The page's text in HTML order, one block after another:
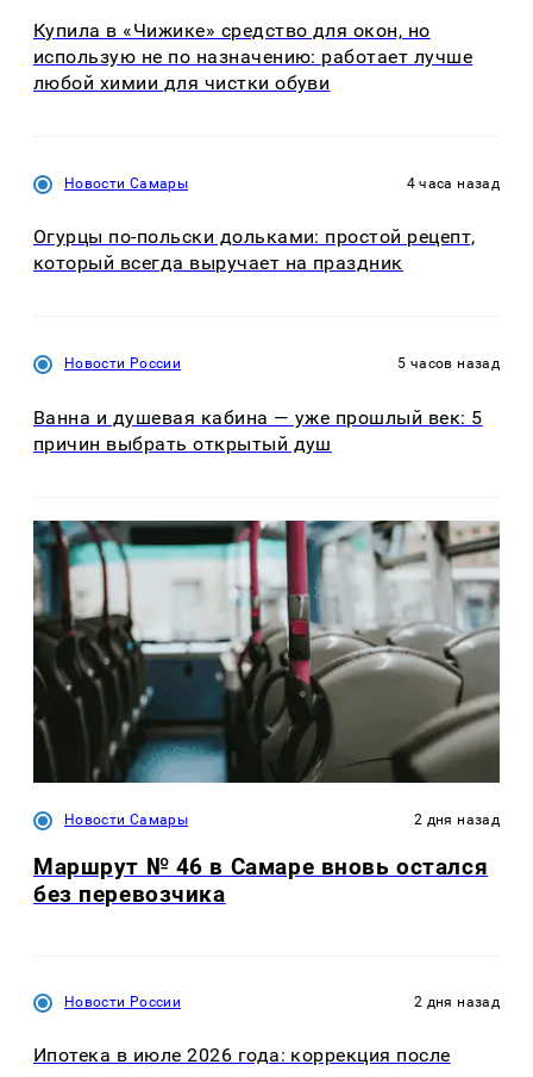
Купила в «Чижике» средство для окон, но
использую не по назначению: работает лучше
любой химии для чистки обуви
Новости Самары 4 часа назад
Огурцы по‑польски дольками: простой рецепт,
который всегда выручает на праздник
Новости России 5 часов назад
Ванна и душевая кабина — уже прошлый век: 5
причин выбрать открытый душ
Новости Самары 2 дня назад
Маршрут № 46 в Самаре вновь остался
без перевозчика
Новости России 2 дня назад
Ипотека в июле 2026 года: коррекция после